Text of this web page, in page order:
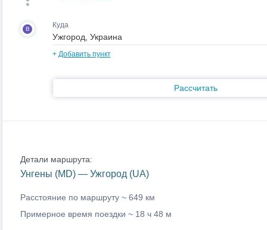
B Куда
+ Добавить пункт
Рассчитать
Детали маршрута:
Унгены (MD) — Ужгород (UA)
Расстояние по маршруту ~ 649 км
Примерное время поездки ~ 18 ч 48 м